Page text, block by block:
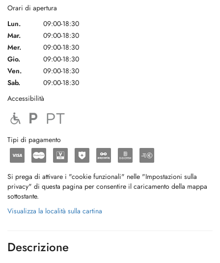
Orari di apertura
Lun.
09:00-18:30
Mar.
09:00-18:30
Mer.
09:00-18:30
Gio.
09:00-18:30
Ven.
09:00-18:30
Sab.
09:00-18:30
Accessibilità
Tipi di pagamento
Si prega di attivare i "cookie funzionali" nelle "Impostazioni sulla
privacy" di questa pagina per consentire il caricamento della mappa
sottostante.
Visualizza la località sulla cartina
Descrizione